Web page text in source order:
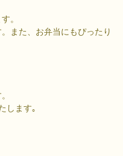
。
また、お弁当にもぴったり
します｡